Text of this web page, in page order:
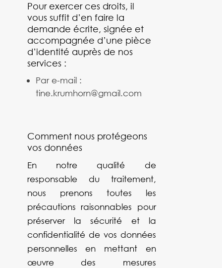
Pour exercer ces droits, il
vous suffit d’en faire la
demande écrite, signée et
accompagnée d’une pièce
d’identité auprès de nos
services :
Par e-mail :
‪‪tine.krumhorn@gmail.com
Comment nous protégeons
vos données
En notre qualité de
responsable du traitement,
nous prenons toutes les
précautions raisonnables pour
préserver la sécurité et la
confidentialité de vos données
personnelles en mettant en
œuvre des mesures